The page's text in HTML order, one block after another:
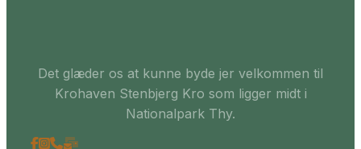
Det glæder os at kunne byde jer velkommen til
Krohaven Stenbjerg Kro som ligger midt i
Nationalpark Thy.